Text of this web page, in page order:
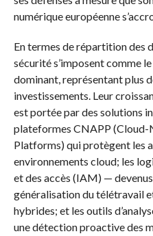
numérique européenne
En termes de répartition des
sécurité s’imposent comme
dominant, représentant plus
investissements. Leur
est portée par des solutions
plateformes CNAPP
Platforms) qui protègent les
environnements cloud; les
et des accès (IAM) —
généralisation du télétravail
hybrides; et les outils
une détection proactive des